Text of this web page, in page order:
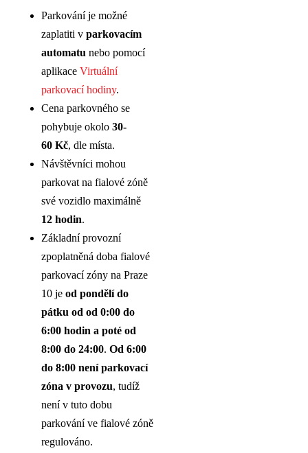
Parkování je možné
zaplatiti v parkovacím
automatu nebo pomocí
aplikace Virtuální
parkovací hodiny.
Cena parkovného se
pohybuje okolo 30-
60 Kč, dle místa.
Návštěvníci mohou
parkovat na fialové zóně
své vozidlo maximálně
12 hodin.
Základní provozní
zpoplatněná doba fialové
parkovací zóny na Praze
10 je od pondělí do
pátku od od 0:00 do
6:00 hodin a poté od
8:00 do 24:00. Od 6:00
do 8:00 není parkovací
zóna v provozu, tudíž
není v tuto dobu
parkování ve fialové zóně
regulováno.